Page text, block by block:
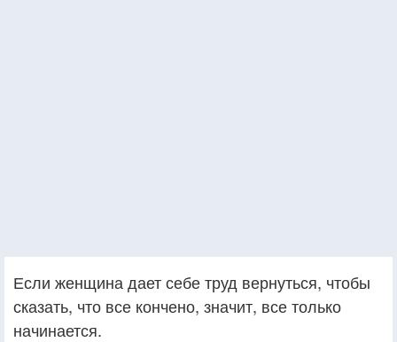
Если женщина дает себе труд вернуться, чтобы
сказать, что все кончено, значит, все только
начинается.